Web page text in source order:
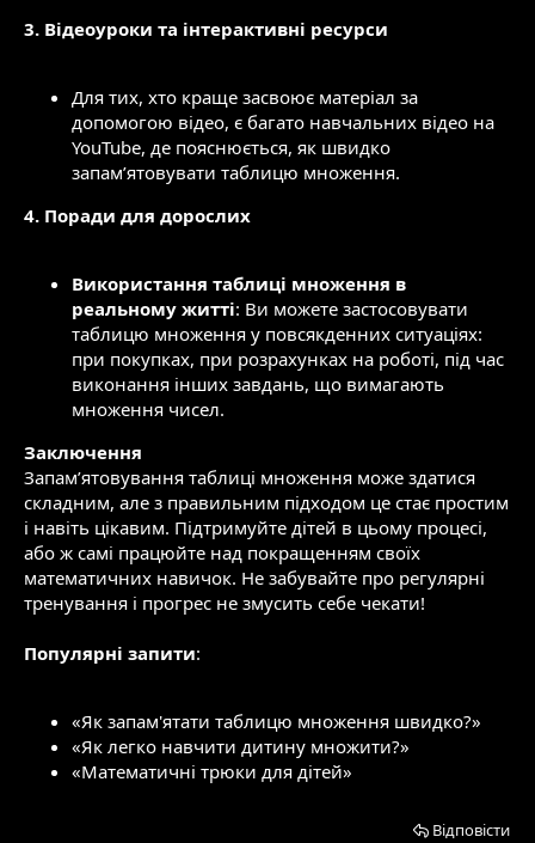
3. Відеоуроки та інтерактивні ресурси
Для тих, хто краще засвоює матеріал за
допомогою відео, є багато навчальних відео на
YouTube, де пояснюється, як швидко
запам’ятовувати таблицю множення.
4. Поради для дорослих
Використання таблиці множення в
реальному житті: Ви можете застосовувати
таблицю множення у повсякденних ситуаціях:
при покупках, при розрахунках на роботі, під час
виконання інших завдань, що вимагають
множення чисел.
Заключення
Запам’ятовування таблиці множення може здатися
складним, але з правильним підходом це стає простим
і навіть цікавим. Підтримуйте дітей в цьому процесі,
або ж самі працюйте над покращенням своїх
математичних навичок. Не забувайте про регулярні
тренування і прогрес не змусить себе чекати!
Популярні запити:
«Як запам'ятати таблицю множення швидко?»
«Як легко навчити дитину множити?»
«Математичні трюки для дітей»
Відповісти